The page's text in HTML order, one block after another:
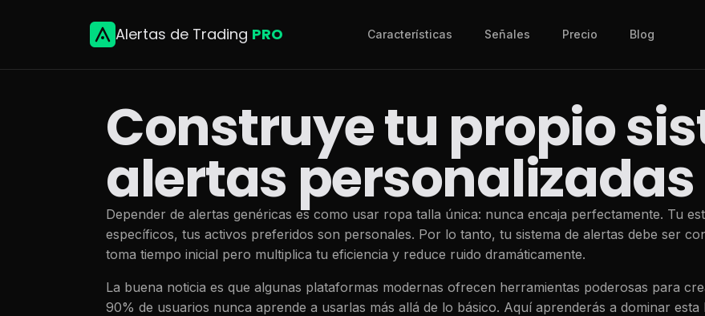
Alertas de Trading PRO Características Señales Precio Blog
Construye tu propio
alertas personalizadas
Depender de alertas genéricas es como usar ropa talla única: nunca encaja perfectamente. Tu
específicos, tus activos preferidos son personales. Por lo tanto, tu sistema de alertas debe ser
toma tiempo inicial pero multiplica tu eficiencia y reduce ruido dramáticamente.
La buena noticia es que algunas plataformas modernas ofrecen herramientas poderosas para
90% de usuarios nunca aprende a usarlas más allá de lo básico. Aquí aprenderás a dominar